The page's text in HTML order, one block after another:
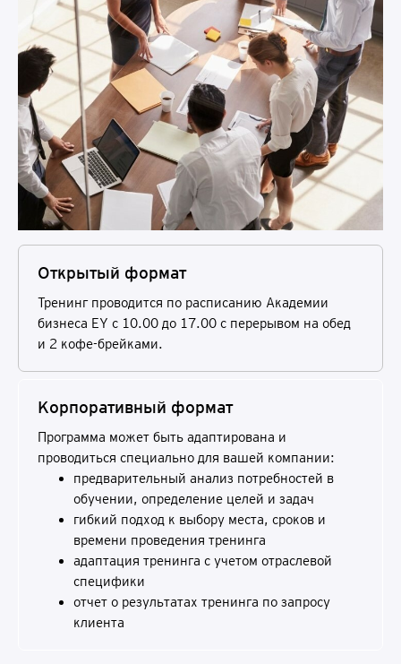
Открытый формат
Тренинг проводится по расписанию Академии
бизнеса EY с 10.00 до 17.00 c перерывом на обед
и 2 кофе-брейками.
Корпоративный формат
Программа может быть адаптирована и
проводиться специально для вашей компании:
предварительный анализ потребностей в
обучении, определение целей и задач
гибкий подход к выбору места, сроков и
времени проведения тренинга
адаптация тренинга с учетом отраслевой
специфики
отчет о результатах тренинга по запросу
клиента